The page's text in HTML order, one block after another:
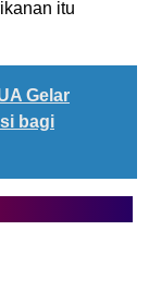
itu
Gelar
bagi